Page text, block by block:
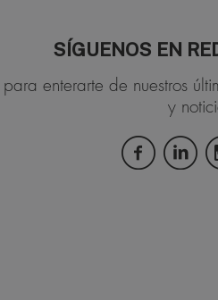
SÍGUENOS EN
para enterarte de nuestros
y